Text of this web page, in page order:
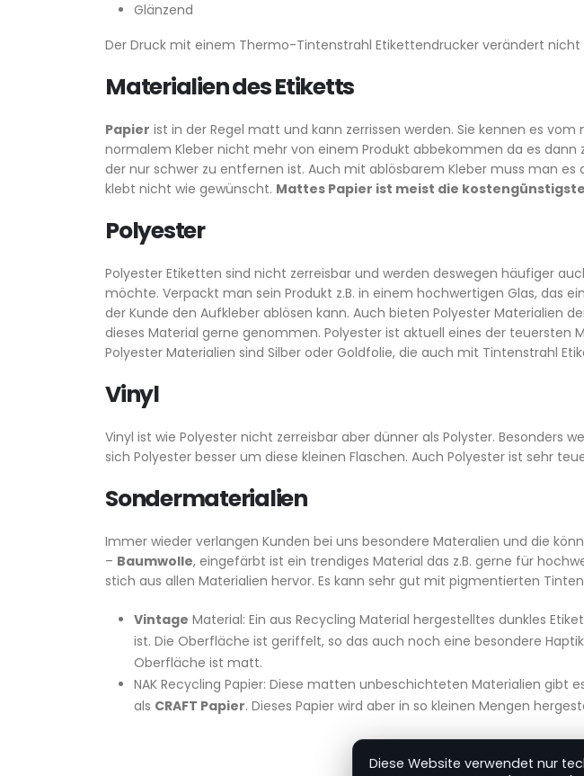
Glänzend
Der Druck mit einem Thermo-Tintenstrahl Etikettendrucker verändert
Materialien des Etiketts
Papier ist in der Regel matt und kann zerrissen werden. Sie kennen es
normalem Kleber nicht mehr von einem Produkt abbekommen da es dann
der nur schwer zu entfernen ist. Auch mit ablösbarem Kleber muss man
klebt nicht wie gewünscht. Mattes Papier ist meist die
Polyester
Polyester Etiketten sind nicht zerreisbar und werden deswegen häufiger
möchte. Verpackt man sein Produkt z.B. in einem hochwertigen Glas, das
der Kunde den Aufkleber ablösen kann. Auch bieten Polyester Materialien
dieses Material gerne genommen. Polyester ist aktuell eines der
Polyester Materialien sind Silber oder Goldfolie, die auch mit Tintenstrahl
Vinyl
Vinyl ist wie Polyester nicht zerreisbar aber dünner als Polyster. Besonders
sich Polyester besser um diese kleinen Flaschen. Auch Polyester ist sehr
Sondermaterialien
Immer wieder verlangen Kunden bei uns besondere Materalien und die
– Baumwolle, eingefärbt ist ein trendiges Material das z.B. gerne für
stich aus allen Materialien hervor. Es kann sehr gut mit pigmentierten
Vintage Material: Ein aus Recycling Material hergestelltes dunkles
ist. Die Oberfläche ist geriffelt, so das auch noch eine besondere
Oberfläche ist matt.
NAK Recycling Papier: Diese matten unbeschichteten Materialien
als CRAFT Papier. Dieses Papier wird aber in so kleinen Mengen
Diese Website verwendet nur